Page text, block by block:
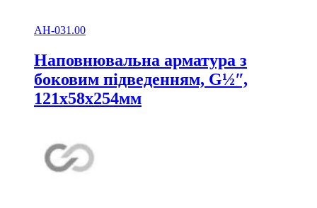
АН-031.00
Наповнювальна арматура з
боковим підведенням, G½ʺ,
121х58х254мм